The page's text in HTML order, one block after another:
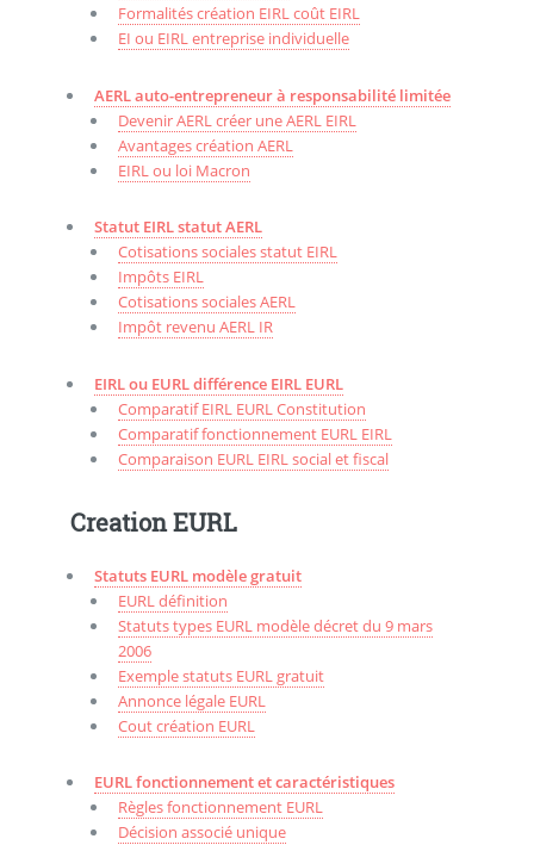
Formalités création EIRL coût EIRL
EI ou EIRL entreprise individuelle
AERL auto-entrepreneur à responsabilité limitée
Devenir AERL créer une AERL EIRL
Avantages création AERL
EIRL ou loi Macron
Statut EIRL statut AERL
Cotisations sociales statut EIRL
Impôts EIRL
Cotisations sociales AERL
Impôt revenu AERL IR
EIRL ou EURL différence EIRL EURL
Comparatif EIRL EURL Constitution
Comparatif fonctionnement EURL EIRL
Comparaison EURL EIRL social et fiscal
Creation EURL
Statuts EURL modèle gratuit
EURL définition
Statuts types EURL modèle décret du 9 mars
2006
Exemple statuts EURL gratuit
Annonce légale EURL
Cout création EURL
EURL fonctionnement et caractéristiques
Règles fonctionnement EURL
Décision associé unique